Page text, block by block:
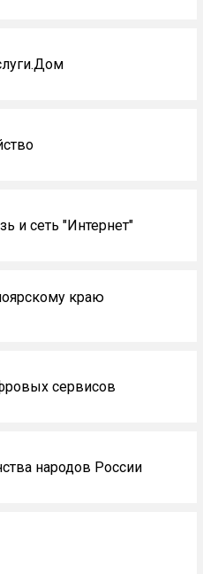
и сеть "Интернет"
краю
сервисов
народов России